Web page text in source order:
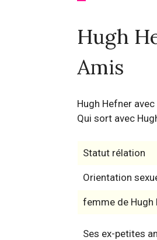
Hugh
Amis
Hugh Hefner
Qui sort avec
Statut rélation
Orientation
femme de Hugh
Ses ex-petites